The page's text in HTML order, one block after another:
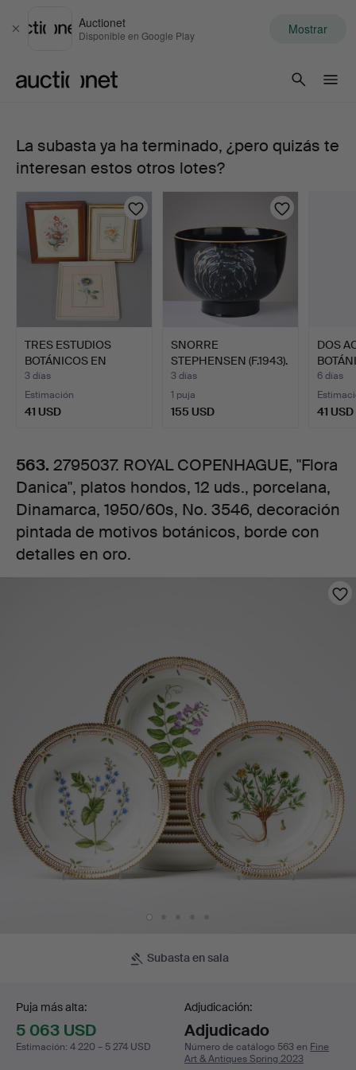
Cerrar
Auctionet
Disponible en Google Play Mostrar
563.
ROYAL
COPENHAGUE,
"Flora
Danica",
platos
hondos,
uds.,
porcelana,
Dinamarca,
1950/60s,
decoración
pintada
de
motivos
botánicos,
borde
oro.
La subasta ya ha terminado, ¿pero quizás te
interesan estos otros lotes?
TRES ESTUDIOS
BOTÁNICOS EN
ACUARELA.
3 días
Estimación
41 USD
SNORRE
STEPHENSEN (F.1943).
Cuenco de mesa…
3 días
1 puja
155 USD
DOS
6 días
41 USD
563. 2795037. ROYAL COPENHAGUE, "Flora
Danica", platos hondos, 12 uds., porcelana,
Dinamarca, 1950/60s, No. 3546, decoración
pintada de motivos botánicos, borde con
detalles en oro.
Subasta en sala
Puja más alta:
5 063 USD
Estimación: 4 220 – 5 274 USD
Adjudicación:
Adjudicado
Número de catálogo 563 en Fine
Art & Antiques Spring 2023